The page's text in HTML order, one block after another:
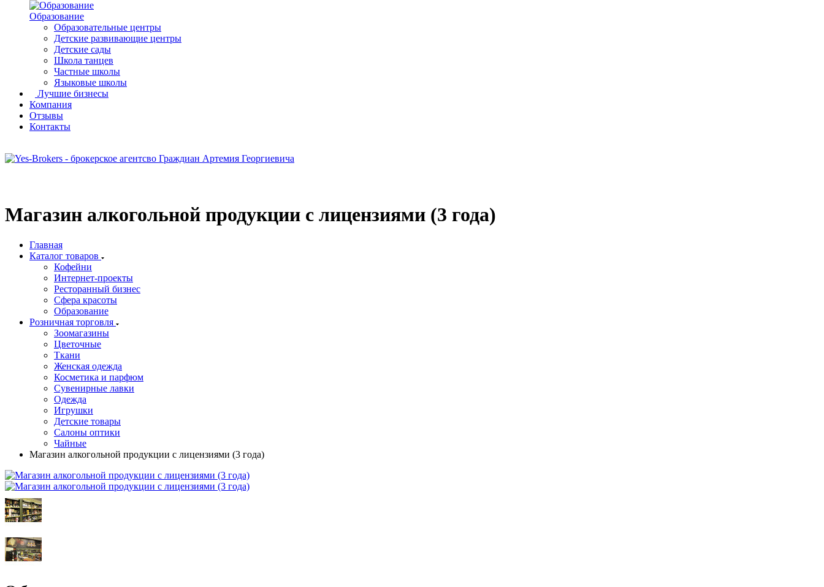
Образование
Образовательные центры
Детские развивающие центры
Детские сады
Школа танцев
Частные школы
Языковые школы
Лучшие бизнесы
Компания
Отзывы
Контакты
Магазин алкогольной продукции с лицензиями (3 года)
Главная
Каталог товаров
Кофейни
Интернет-проекты
Ресторанный бизнес
Сфера красоты
Образование
Розничная торговля
Зоомагазины
Цветочные
Ткани
Женская одежда
Косметика и парфюм
Сувенирные лавки
Одежда
Игрушки
Детские товары
Салоны оптики
Чайные
Магазин алкогольной продукции с лицензиями (3 года)